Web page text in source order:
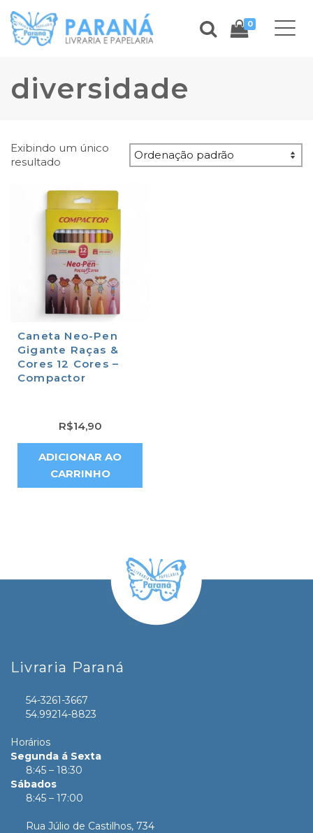
0
diversidade
Exibindo um único
resultado
Caneta Neo-Pen
Gigante Raças &
Cores 12 Cores –
Compactor
R$14,90
ADICIONAR AO
CARRINHO
Livraria Paraná
54-3261-3667
54.99214-8823
Horários
Segunda á Sexta
8:45 – 18:30
Sábados
8:45 – 17:00
Rua Júlio de Castilhos, 734